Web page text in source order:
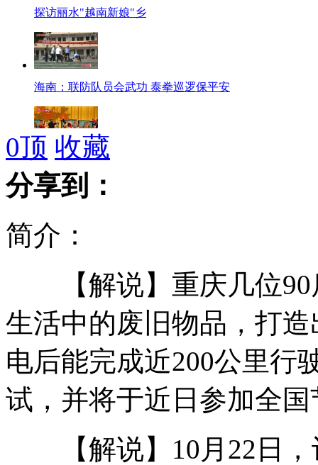
探访丽水"越南新娘"乡
海南：联防队员会武功 泰拳巡逻保平安
趣味选修课 留住学生心
女子被弃丛林 猴群中长大
美国男童被宣告死亡5小时后仍有心跳
0顶 收藏
分享到：
简介：
【解说】重庆几位90
生活中的废旧物品，打
电后能完成近200公里行
试，并将于近日参加全
【解说】10月22日，